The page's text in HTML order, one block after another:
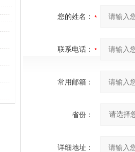
您的姓名：
联系电话：
常用邮箱：
省份：
详细地址：